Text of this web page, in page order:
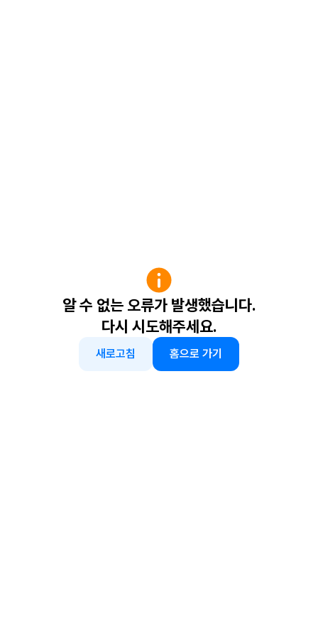
알 수 없는 오류가 발생했습니다.
다시 시도해주세요.
새로고침 홈으로 가기